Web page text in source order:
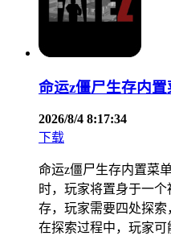
命运z僵尸生存内
2026/8/4 8:17:34
下载
命运z僵尸生存内置菜
时，玩家将置身于一
存，玩家需要四处探索
在探索过程中，玩家